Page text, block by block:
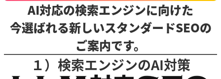
AI対応の検索エンジンに向けた
今選ばれる新しいスタンダードSEOの
ご案内です。
１）検索エンジンのAI対策